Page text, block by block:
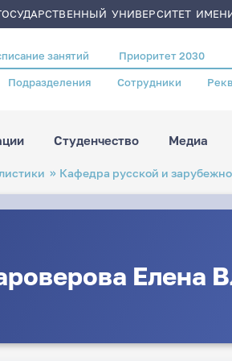
УНИВЕРСИТЕТ
занятий Приоритет 2030
Подразделения Сотрудники
Студенчество Медиа
Кафедра русской и
Елена